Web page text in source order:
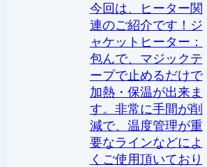
今回は、ヒーター関
連のご紹介です！ジ
ャケットヒーター：
包んで、マジックテ
ープで止めるだけで
加熱・保温が出来ま
す。非常に手間が削
減で、温度管理が重
要なラインなどによ
くご使用頂いており